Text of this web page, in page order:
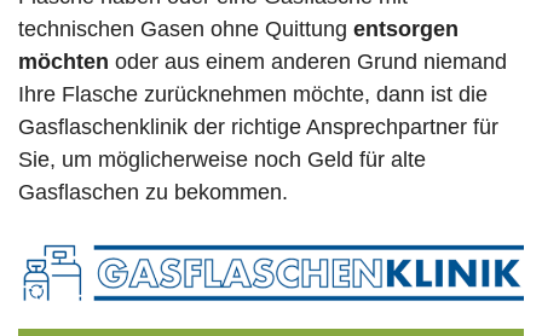
technischen Gasen ohne Quittung entsorgen
möchten oder aus einem anderen Grund niemand
Ihre Flasche zurücknehmen möchte, dann ist die
Gasflaschenklinik der richtige Ansprechpartner für
Sie, um möglicherweise noch Geld für alte
Gasflaschen zu bekommen.